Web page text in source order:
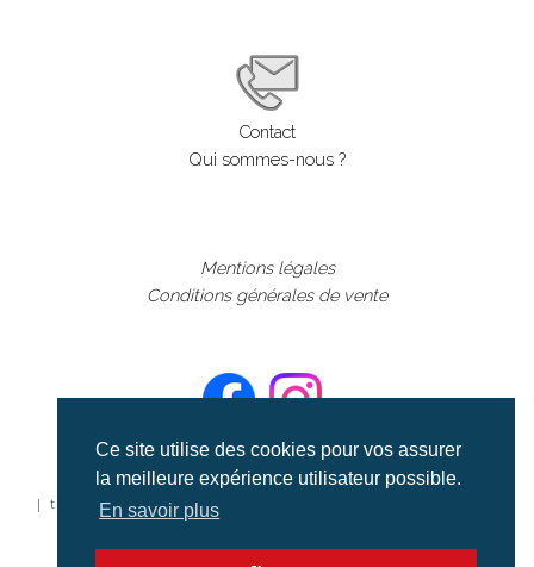
Ce site utilise des cookies pour vos assurer
la meilleure expérience utilisateur possible.
En savoir plus
Contact
Qui sommes-nous ?
Mentions légales
Conditions générales de vente
©aerialcollection marque déposée 2024
| tous droits réservés | aerialcollection.fr banque d'images
aériennes et documentaires video et cinéma |